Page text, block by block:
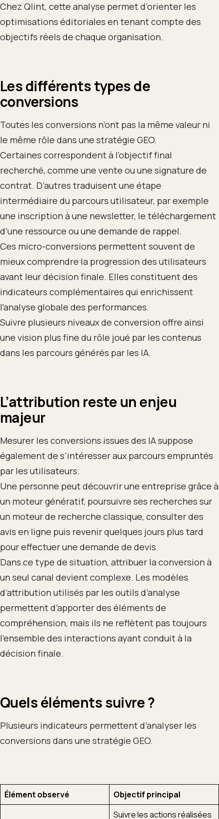
Chez Qlint, cette analyse permet d’orienter les
optimisations éditoriales en tenant compte des
objectifs réels de chaque organisation.
Les différents types de
conversions
Toutes les conversions n’ont pas la même valeur ni
le même rôle dans une stratégie GEO.
Certaines correspondent à l’objectif final
recherché, comme une vente ou une signature de
contrat. D’autres traduisent une étape
intermédiaire du parcours utilisateur, par exemple
une inscription à une newsletter, le téléchargement
d’une ressource ou une demande de rappel.
Ces micro-conversions permettent souvent de
mieux comprendre la progression des utilisateurs
avant leur décision finale. Elles constituent des
indicateurs complémentaires qui enrichissent
l’analyse globale des performances.
Suivre plusieurs niveaux de conversion offre ainsi
une vision plus fine du rôle joué par les contenus
dans les parcours générés par les IA.
L’attribution reste un enjeu
majeur
Mesurer les conversions issues des IA suppose
également de s’intéresser aux parcours empruntés
par les utilisateurs.
Une personne peut découvrir une entreprise grâce à
un moteur génératif, poursuivre ses recherches sur
un moteur de recherche classique, consulter des
avis en ligne puis revenir quelques jours plus tard
pour effectuer une demande de devis.
Dans ce type de situation, attribuer la conversion à
un seul canal devient complexe. Les modèles
d’attribution utilisés par les outils d’analyse
permettent d’apporter des éléments de
compréhension, mais ils ne reflètent pas toujours
l’ensemble des interactions ayant conduit à la
décision finale.
Quels éléments suivre ?
Plusieurs indicateurs permettent d’analyser les
conversions dans une stratégie GEO.
Élément observé
Objectif principal
Suivre les actions réalisées